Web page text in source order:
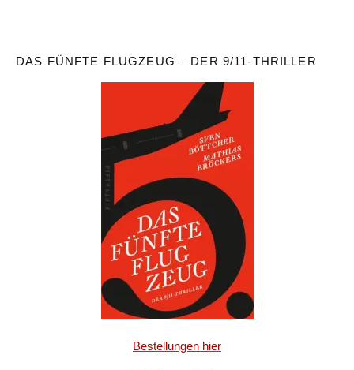
DAS FÜNFTE FLUGZEUG – DER 9/11-THRILLER
Bestellungen hier